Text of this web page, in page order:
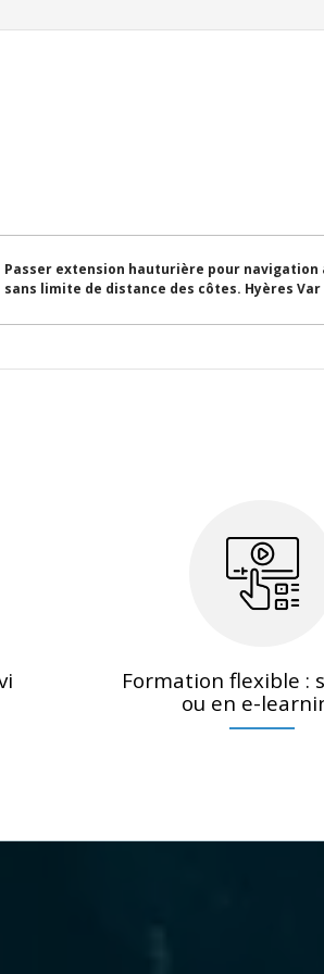
Passer extension hauturière pour navigation
sans limite de distance des côtes. Hyères Var
Formation flexible :
ou en e-